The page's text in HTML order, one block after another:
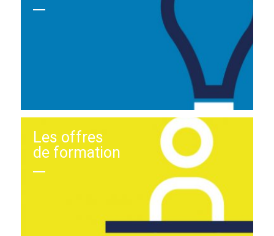
Les offres
de formation